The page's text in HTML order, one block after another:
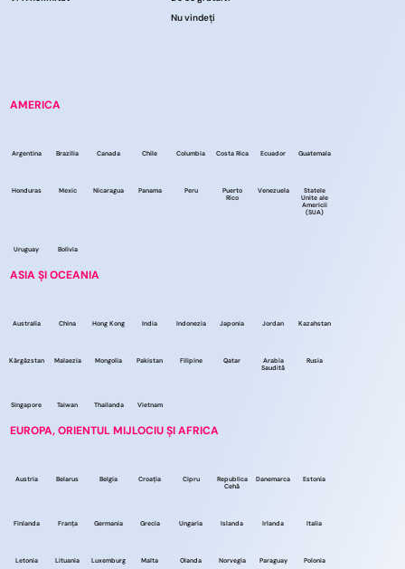
Nu vindeți
AMERICA
Argentina Brazilia Canada Chile Columbia Costa Rica Ecuador Guatemala
Honduras Mexic Nicaragua Panama Peru
Puerto
Rico
Venezuela
Statele
Unite ale
Americii
(SUA)
Uruguay Bolivia
ASIA ȘI OCEANIA
Australia China Hong Kong India Indonezia Japonia Jordan Kazahstan
Kârgâzstan Malaezia Mongolia Pakistan Filipine Qatar
Arabia
Saudită
Rusia
Singapore Taiwan Thailanda Vietnam
EUROPA, ORIENTUL MIJLOCIU ȘI AFRICA
Austria Belarus Belgia Croația Cipru
Republica
Cehă
Danemarca Estonia
Finlanda Franța Germania Grecia Ungaria Islanda Irlanda Italia
Letonia Lituania Luxemburg Malta Olanda Norvegia Paraguay Polonia